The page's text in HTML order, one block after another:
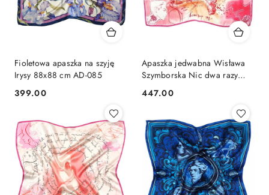
Fioletowa apaszka na szyję
Irysy 88x88 cm AD-085
Cena:
399.00
Apaszka jedwabna Wisława
Szymborska Nic dwa razy
Cena:
447.00